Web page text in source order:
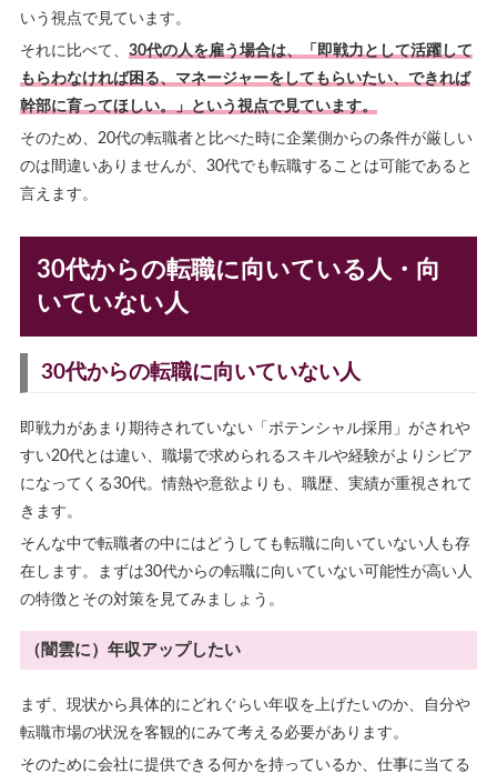
いう視点で見ています。
それに比べて、 30代の人を雇う場合は、「即戦力として活躍して
もらわなければ困る、マネージャーをしてもらいたい、できれば
幹部に育ってほしい。」という視点で見ています。
そのため、20代の転職者と比べた時に企業側からの条件が厳しい
のは間違いありませんが、30代でも転職することは可能であると
言えます。
30代からの転職に向いている人・向
いていない人
30代からの転職に向いていない人
即戦力があまり期待されていない「ポテンシャル採用」がされや
すい20代とは違い、職場で求められるスキルや経験がよりシビア
になってくる30代。情熱や意欲よりも、職歴、実績が重視されて
きます。
そんな中で転職者の中にはどうしても転職に向いていない人も存
在します。まずは30代からの転職に向いていない可能性が高い人
の特徴とその対策を見てみましょう。
（闇雲に）年収アップしたい
まず、現状から具体的にどれぐらい年収を上げたいのか、自分や
転職市場の状況を客観的にみて考える必要があります。
そのために会社に提供できる何かを持っているか、仕事に当てる